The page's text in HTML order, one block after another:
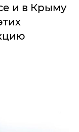
и в Крыму